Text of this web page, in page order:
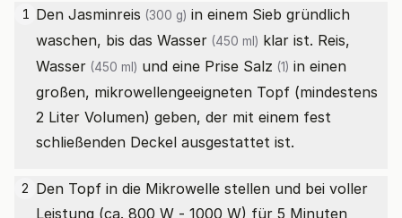
1 Den Jasminreis (300 g) in einem Sieb gründlich
waschen, bis das Wasser (450 ml) klar ist. Reis,
Wasser (450 ml) und eine Prise Salz (1) in einen
großen, mikrowellengeeigneten Topf (mindestens
2 Liter Volumen) geben, der mit einem fest
schließenden Deckel ausgestattet ist.
2 Den Topf in die Mikrowelle stellen und bei voller
Leistung (ca. 800 W - 1000 W) für 5 Minuten